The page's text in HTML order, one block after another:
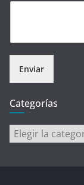
Enviar
Categorías
Categorías